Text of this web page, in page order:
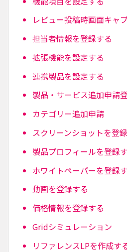
レビュー投稿時画面キャ
担当者情報を登録する
拡張機能を設定する
連携製品を設定する
製品・サービス追加申請
カテゴリー追加申請
スクリーンショットを登
製品プロフィールを登録
ホワイトペーパーを登録
動画を登録する
価格情報を登録する
Gridシミュレーション
リファレンスLPを作成す